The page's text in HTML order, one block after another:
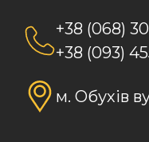
+38 (068)
+38 (093)
м. Обухів